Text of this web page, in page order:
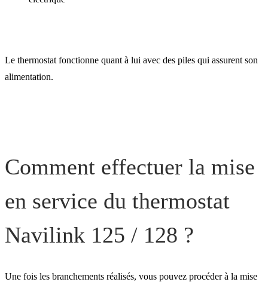
Le thermostat fonctionne quant à lui avec des piles qui assurent son
alimentation.
Comment effectuer la mise
en service du thermostat
Navilink 125 / 128 ?
Une fois les branchements réalisés, vous pouvez procéder à la mise